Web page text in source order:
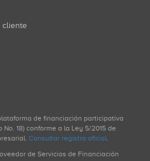
cliente
de financiación participativa
18) conforme a la Ley 5/2015 de
Consultar registro oficial.
de Servicios de Financiación